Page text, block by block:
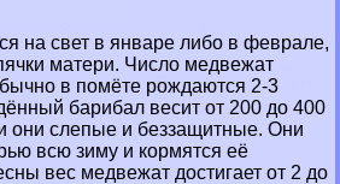
на свет в январе либо в феврале,
матери. Число медвежат
в помёте рождаются 2-3
барибал весит от 200 до 400
они слепые и беззащитные. Они
всю зиму и кормятся её
вес медвежат достигает от 2 до